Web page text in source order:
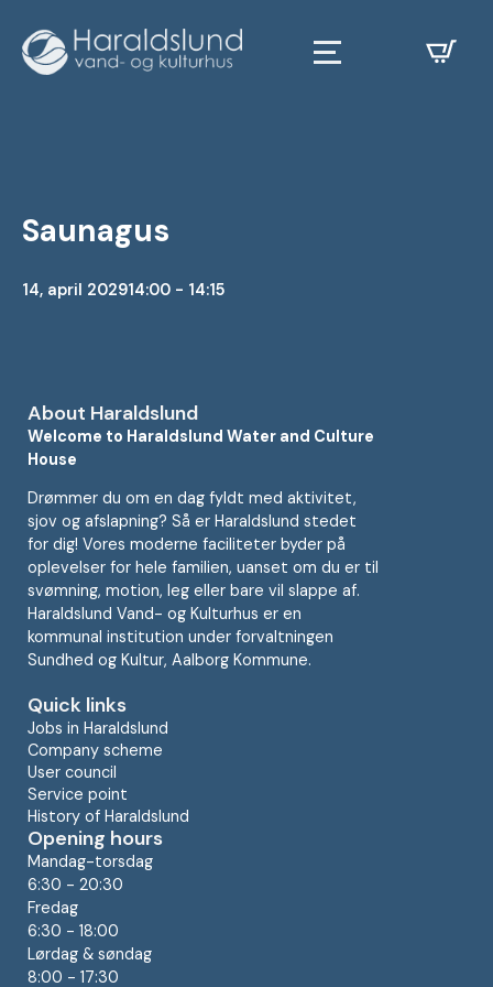
Saunagus
14, april 202914:00 - 14:15
About Haraldslund
Welcome to Haraldslund Water and Culture
House
Drømmer du om en dag fyldt med aktivitet,
sjov og afslapning? Så er Haraldslund stedet
for dig! Vores moderne faciliteter byder på
oplevelser for hele familien, uanset om du er til
svømning, motion, leg eller bare vil slappe af.
Haraldslund Vand- og Kulturhus er en
kommunal institution under forvaltningen
Sundhed og Kultur, Aalborg Kommune.
Quick links
Jobs in Haraldslund
Company scheme
User council
Service point
History of Haraldslund
Opening hours
Mandag-torsdag
6:30 - 20:30
Fredag
6:30 - 18:00
Lørdag & søndag
8:00 - 17:30